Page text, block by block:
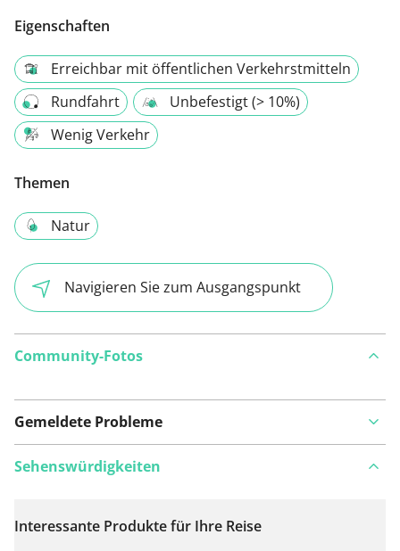
Eigenschaften
Erreichbar mit öffentlichen Verkehrstmitteln
Rundfahrt
Unbefestigt (> 10%)
Wenig Verkehr
Themen
Natur
Navigieren Sie zum Ausgangspunkt
Community-Fotos
Gemeldete Probleme
Auf Karte anzeigen
Sehenswürdigkeiten
Interessante Produkte für Ihre Reise